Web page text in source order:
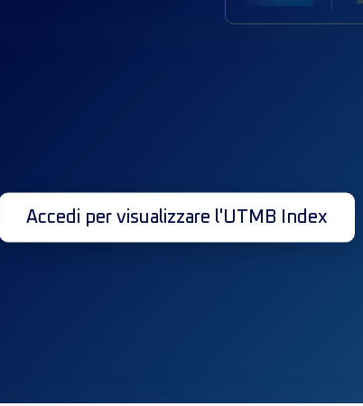
Accedi per visualizzare l'UTMB Index